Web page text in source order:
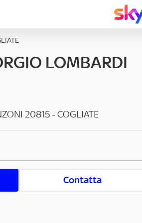
LOMBARDI
20815-COGLIATE
Contatta